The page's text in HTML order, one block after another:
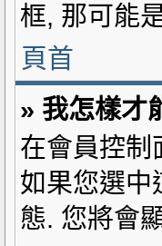
框, 那可能
頁首
» 我怎樣才
在會員控
如果您選中
態. 您將會